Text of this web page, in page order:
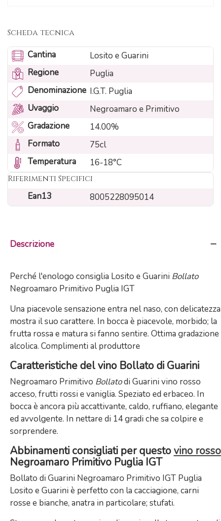
Scheda tecnica
Cantina
Losito e Guarini
Regione
Puglia
Denominazione I.G.T. Puglia
Uvaggio
Negroamaro e Primitivo
Gradazione
14.00%
Formato
75cl
Temperatura
16-18°C
Riferimenti Specifici
Ean13 8005228095014
Descrizione
Perché l'enologo consiglia Losito e Guarini Bollato
Negroamaro Primitivo Puglia IGT
Una piacevole sensazione entra nel naso, con delicatezza
mostra il suo carattere. In bocca è piacevole, morbido; la
frutta rossa e matura si fanno sentire. Ottima gradazione
alcolica. Complimenti al produttore
Caratteristiche del vino Bollato di Guarini
Negroamaro Primitivo Bollatodi Guarini vino rosso
acceso, frutti rossi e vaniglia. Speziato ed erbaceo. In
bocca è ancora più accattivante, caldo, ruffiano, elegante
ed avvolgente. In nettare di 14 gradi che sa colpire e
sorprendere.
Abbinamenti consigliati per questovino rosso
Negroamaro Primitivo Puglia IGT
Bollato di Guarini Negroamaro Primitivo IGT Puglia
Losito e Guarini è perfetto con la cacciagione, carni
rosse e bianche, anatra in particolare; stufati.